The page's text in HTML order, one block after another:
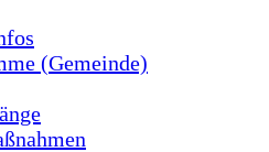
(Gemeinde)